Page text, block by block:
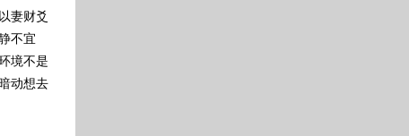
妻财爻
不宜
境不是
动想去